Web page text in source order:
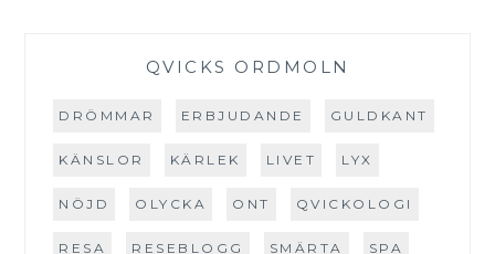
QVICKS ORDMOLN
DRÖMMAR ERBJUDANDE GULDKANT
KÄNSLOR KÄRLEK LIVET LYX
NÖJD OLYCKA ONT QVICKOLOGI
RESA RESEBLOGG SMÄRTA SPA